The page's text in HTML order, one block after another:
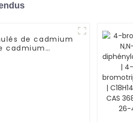
de cadmium
cadmium